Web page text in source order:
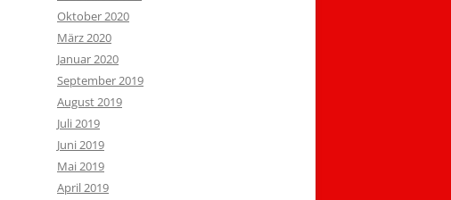
Oktober 2020
März 2020
Januar 2020
September 2019
August 2019
Juli 2019
Juni 2019
Mai 2019
April 2019